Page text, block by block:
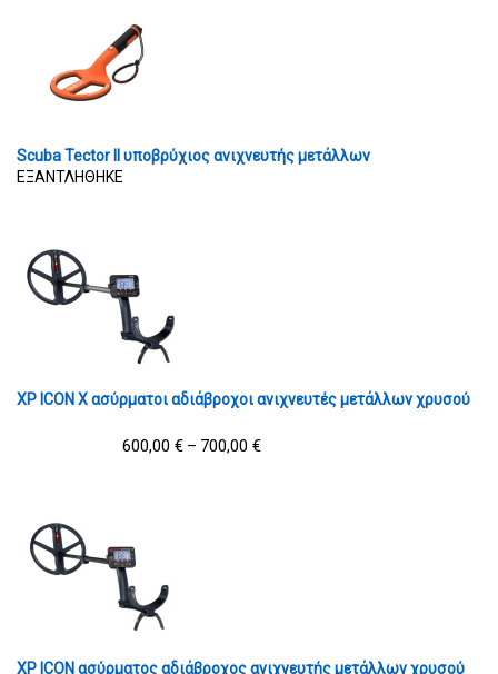
Scuba Tector II υποβρύχιος ανιχνευτής μετάλλων
ΕΞΑΝΤΛΗΘΗΚΕ
XP ICON X ασύρματοι αδιάβροχοι ανιχνευτές μετάλλων χρυσού
600,00 € – 700,00 €
XP ICON ασύρματος αδιάβροχος ανιχνευτής μετάλλων χρυσού